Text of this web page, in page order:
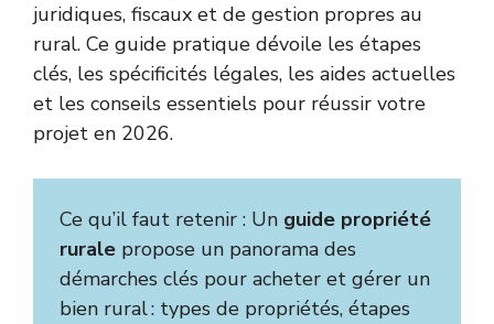
juridiques, fiscaux et de gestion propres au
rural. Ce guide pratique dévoile les étapes
clés, les spécificités légales, les aides actuelles
et les conseils essentiels pour réussir votre
projet en 2026.
Ce qu’il faut retenir : Un guide propriété
rurale propose un panorama des
démarches clés pour acheter et gérer un
bien rural : types de propriétés, étapes